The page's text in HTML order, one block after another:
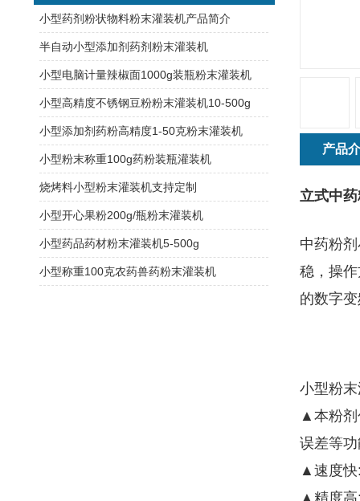
产品
立式中
中药粉
稳，操
的数字
小型粉
▲本粉剂
误差等
▲速度快
▲精度高
小型药剂粉状物料粉末灌装机产品简介
半自动小型添加剂药剂粉末灌装机
小型电脑计量辣椒面1000g装瓶粉末灌装机
小型高精度不锈钢豆粉粉末灌装机10-500g
小型添加剂药粉高精度1-50克粉末灌装机
小型粉末称重100g药粉装瓶灌装机
烧烤料小型粉末灌装机支持定制
小型开心果粉200g/瓶粉末灌装机
小型药品药材粉末灌装机5-500g
小型称重100克农药兽药粉末灌装机